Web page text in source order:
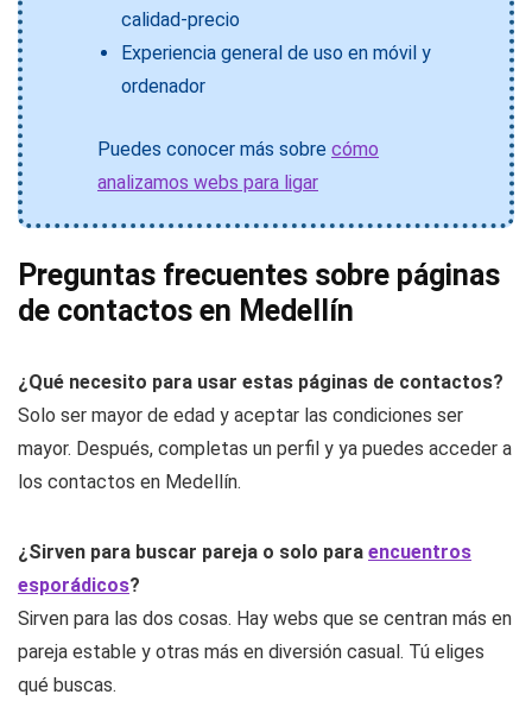
calidad-precio
Experiencia general de uso en móvil y
ordenador
Puedes conocer más sobre cómo
analizamos webs para ligar
Preguntas frecuentes sobre páginas
de contactos en Medellín
¿Qué necesito para usar estas páginas de contactos?
Solo ser mayor de edad y aceptar las condiciones ser
mayor. Después, completas un perfil y ya puedes acceder a
los contactos en Medellín.
¿Sirven para buscar pareja o solo para encuentros
esporádicos?
Sirven para las dos cosas. Hay webs que se centran más en
pareja estable y otras más en diversión casual. Tú eliges
qué buscas.